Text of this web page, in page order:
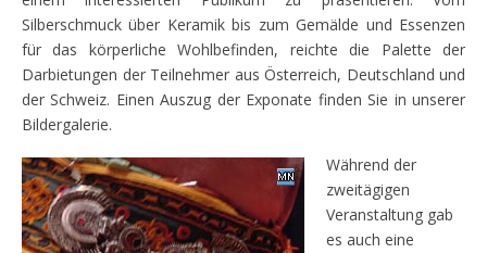
Silberschmuck über Keramik bis zum Gemälde und Essenzen
für das körperliche Wohlbefinden, reichte die Palette der
Darbietungen der Teilnehmer aus Österreich, Deutschland und
der Schweiz. Einen Auszug der Exponate finden Sie in unserer
Bildergalerie.
Während der
zweitägigen
Veranstaltung gab
es auch eine